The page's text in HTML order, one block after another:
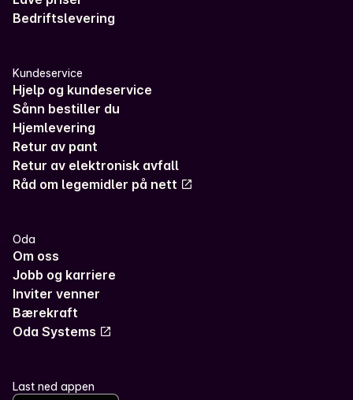
Bedriftslevering
Kundeservice
Hjelp og kundeservice
Sånn bestiller du
Hjemlevering
Retur av pant
Retur av elektronisk avfall
Råd om legemidler på nett
Oda
Om oss
Jobb og karriere
Inviter venner
Bærekraft
Oda Systems
Last ned appen